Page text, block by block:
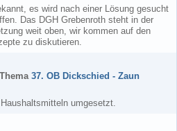
es wird nach einer Lösung gesucht
Das DGH Grebenroth steht in der
weit oben, wir kommen auf den
zu diskutieren.
37. OB Dickschied - Zaun
umgesetzt.